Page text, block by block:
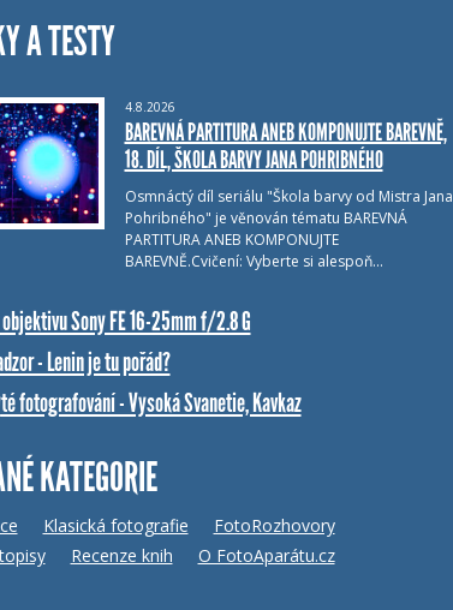
A TESTY
4.8.2026
BAREVNÁ PARTITURA ANEB KOMPONUJTE BAREVNĚ,
18. DÍL, ŠKOLA BARVY JANA POHRIBNÉHO
Osmnáctý díl seriálu "Škola barvy od Mistra Jana
Pohribného" je věnován tématu BAREVNÁ
PARTITURA ANEB KOMPONUJTE
BAREVNĚ.Cvičení: Vyberte si alespoň…
Sony FE 16-25mm f/2.8 G
- Lenin je tu pořád?
fotografování - Vysoká Svanetie, Kavkaz
KATEGORIE
Klasická fotografie
FotoRozhovory
Recenze knih O FotoAparátu.cz